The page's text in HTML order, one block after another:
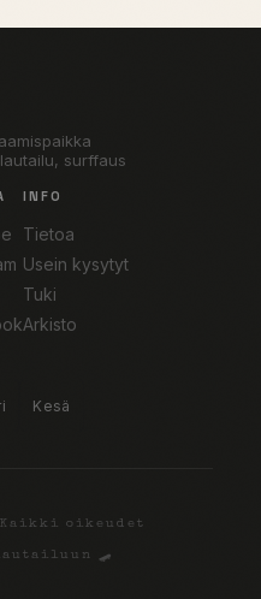
surffaus
INFO
Tietoa
Usein kysytyt
Tuki
Arkisto
Kesä
oikeudet
🛹